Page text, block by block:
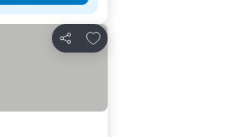
Compartir
Agregar a favoritos